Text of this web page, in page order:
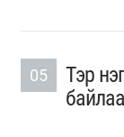
05
Тэр